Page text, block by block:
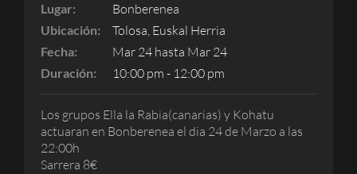
Lugar: Bonberenea
Ubicación: Tolosa, Euskal Herria
Fecha: Mar 24 hasta Mar 24
Duración: 10:00 pm - 12:00 pm
Los grupos Ella la Rabia(canarias) y Kohatu
actuaran en Bonberenea el dia 24 de Marzo a las
22:00h
Sarrera 8€